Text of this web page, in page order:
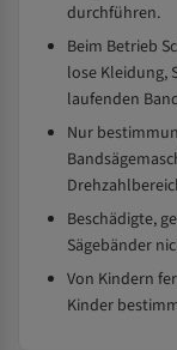
durchführen.
Beim Betrieb
lose Kleidung,
laufenden
Nur
Beschädigte,
Sägebänder
Von Kindern
Kinder